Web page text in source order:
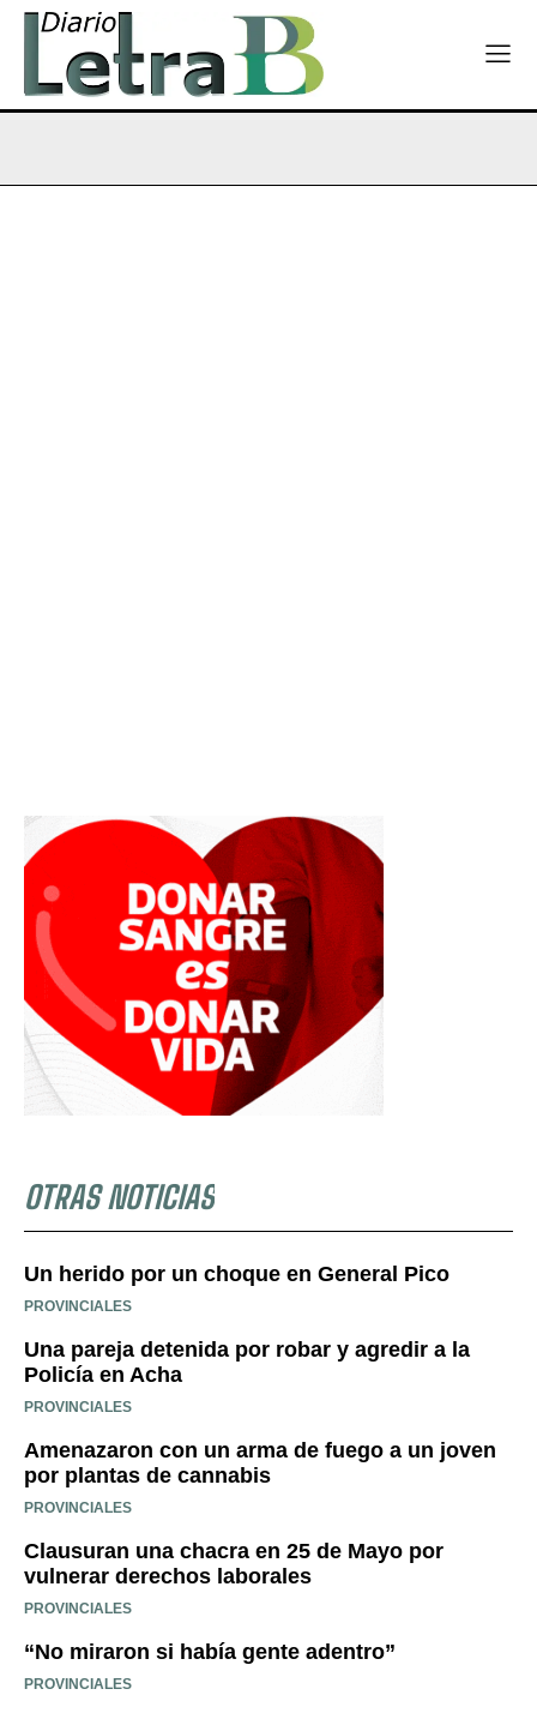
OTRAS NOTICIAS
Un herido por un choque en General Pico
PROVINCIALES
Una pareja detenida por robar y agredir a la
Policía en Acha
PROVINCIALES
Amenazaron con un arma de fuego a un joven
por plantas de cannabis
PROVINCIALES
Clausuran una chacra en 25 de Mayo por
vulnerar derechos laborales
PROVINCIALES
“No miraron si había gente adentro”
PROVINCIALES